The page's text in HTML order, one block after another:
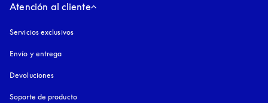
Atención al cliente
Servicios exclusivos
Envío y entrega
Devoluciones
Soporte de producto